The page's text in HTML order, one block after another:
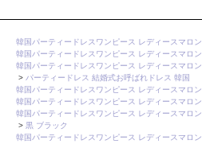
韓国パーティードレスワンピース レディースマロン
韓国パーティードレスワンピース レディースマロン
韓国パーティードレスワンピース レディースマロン
> パーティードレス 結婚式お呼ばれドレス 韓国
韓国パーティードレスワンピース レディースマロン
韓国パーティードレスワンピース レディースマロン
韓国パーティードレスワンピース レディースマロン
> 黒 ブラック
韓国パーティードレスワンピース レディースマロン